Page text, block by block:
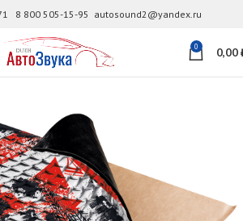
8 800 505-15-95 autosound2@yandex.ru
0 0,00